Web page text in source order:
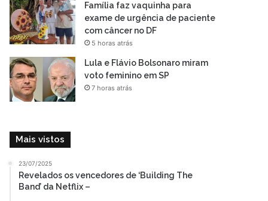
Família faz vaquinha para
exame de urgência de paciente
com câncer no DF
5 horas atrás
Lula e Flávio Bolsonaro miram
voto feminino em SP
7 horas atrás
Mais vistos
23/07/2025
Revelados os vencedores de ‘Building The
Band’ da Netflix –